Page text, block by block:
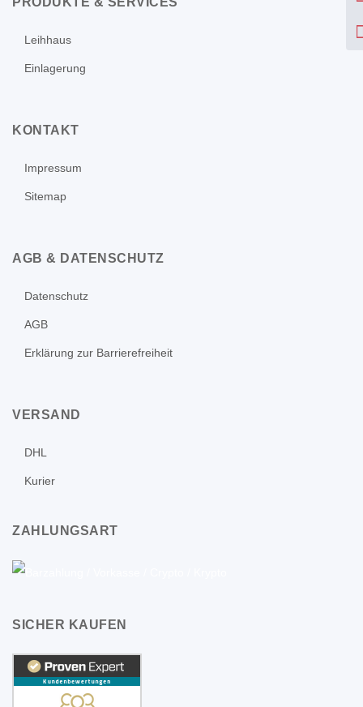
Leihhaus
Einlagerung
KONTAKT
Impressum
Sitemap
AGB & DATENSCHUTZ
Datenschutz
AGB
Erklärung zur Barrierefreiheit
VERSAND
DHL
Kurier
ZAHLUNGSART
SICHER KAUFEN